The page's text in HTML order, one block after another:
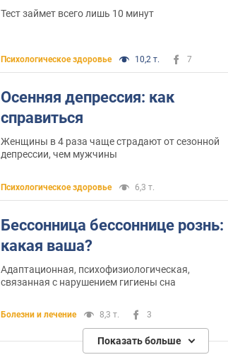
Тест займет всего лишь 10 минут
Психологическое здоровье 10,2 т. 7
Осенняя депрессия: как
справиться
Женщины в 4 раза чаще страдают от сезонной
депрессии, чем мужчины
Психологическое здоровье 6,3 т.
Бессонница бессоннице рознь:
какая ваша?
Адаптационная, психофизиологическая,
связанная с нарушением гигиены сна
Болезни и лечение 8,3 т. 3
Показать больше